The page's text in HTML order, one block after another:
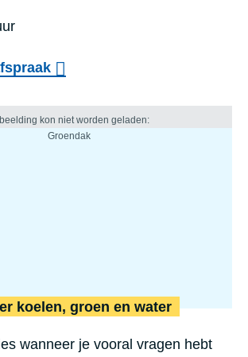
koelen, groen en water
wanneer je vooral vragen hebt